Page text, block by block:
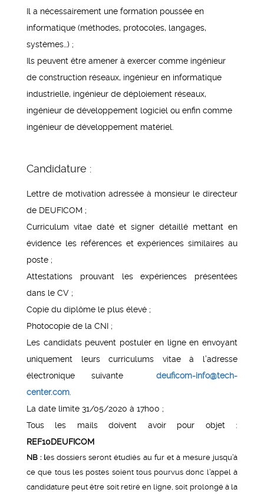
Il a nécessairement une formation poussée en
informatique (méthodes, protocoles, langages,
systèmes…) ;
Ils peuvent être amener à exercer comme ingénieur
de construction réseaux, ingénieur en informatique
industrielle, ingénieur de déploiement réseaux,
ingénieur de développement logiciel ou enfin comme
ingénieur de développement matériel.
Candidature :
Lettre de motivation adressée à monsieur le directeur
de DEUFICOM ;
Curriculum vitae daté et signer détaillé mettant en
évidence les références et expériences similaires au
poste ;
Attestations prouvant les expériences présentées
dans le CV ;
Copie du diplôme le plus élevé ;
Photocopie de la CNI ;
Les candidats peuvent postuler en ligne en envoyant
uniquement leurs curriculums vitae à l’adresse
électronique suivante deuficom-info@tech-
center.com
La date limite 31/05/2020 à 17h00 ;
Tous les mails doivent avoir pour objet :
REF10DEUFICOM
NB : les dossiers seront étudiés au fur et à mesure jusqu’à
ce que tous les postes soient tous pourvus donc l’appel à
candidature peut être soit retiré en ligne, soit prolongé à la